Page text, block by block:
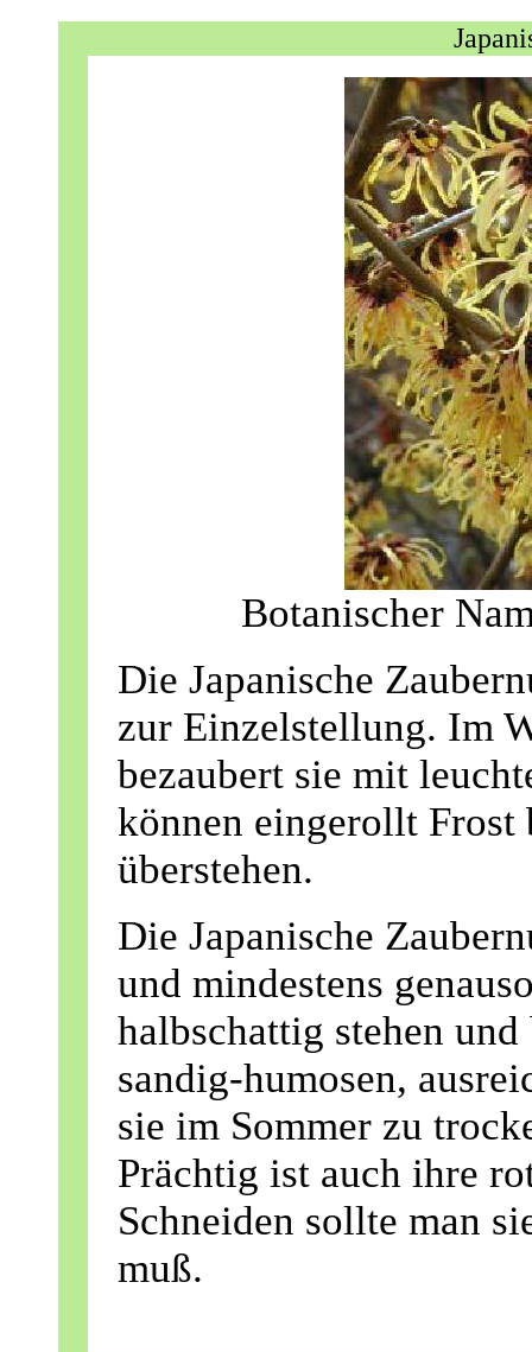
Botanischer
Die Japanische
zur Einzelstellung. Im
bezaubert sie mit
können eingerollt Frost
überstehen.
Die Japanische
und mindestens
halbschattig stehen
sandig-humosen,
sie im Sommer zu
Prächtig ist auch ihre
Schneiden sollte man
muß.